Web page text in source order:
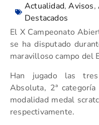
Actualidad,Avisos,
Destacados
El X Campeonato
se ha disputado
maravilloso campo del
Han jugado las
Absoluta, 2ª
modalidad medal
respectivamente.